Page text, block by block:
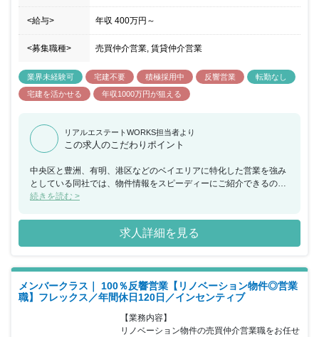
<給与> 年収 400万円 ～
<募集職種> 売買仲介営業, 賃貸仲介営業
業界未経験可 宅建不要 積極採用中 反響営業
転勤なし
宅建を活かせる
年収1000万円が狙える
リアルエステートWORKS担当者より
この求人のこだわりポイント
中央区と豊洲、有明、港区などのベイエリアに特化した営業を強み
としている同社では、物件情報をスピーディーにご紹介できるのが
特徴です。 サブマネージャー候補として、マネージャーになった時
に、ご入社後は少しづつメンバーフォローなどもお任せ致します。
年間休日120日以上でオンオフしっかり分けて働きやすいのも魅力
です！
続きを読む >
求人詳細を見る
メンバークラス｜ 100％反響営業【リノベーション物件◎営業
職】フレックス／年間休日120日／インセンティブ
【業務内容】
リノベーション物件の売買仲介営業職をお任せ